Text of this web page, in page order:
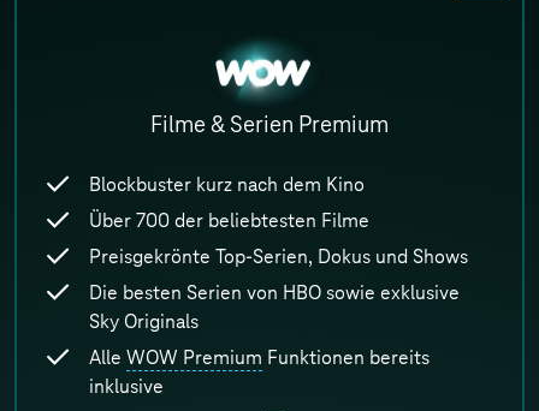
WOW
Filme & Serien Premium
Blockbuster kurz nach dem Kino
Über 700 der beliebtesten Filme
Preisgekrönte Top-Serien, Dokus und Shows
Die besten Serien von HBO sowie exklusive
Sky Originals
Alle WOW Premium Funktionen bereits
inklusive